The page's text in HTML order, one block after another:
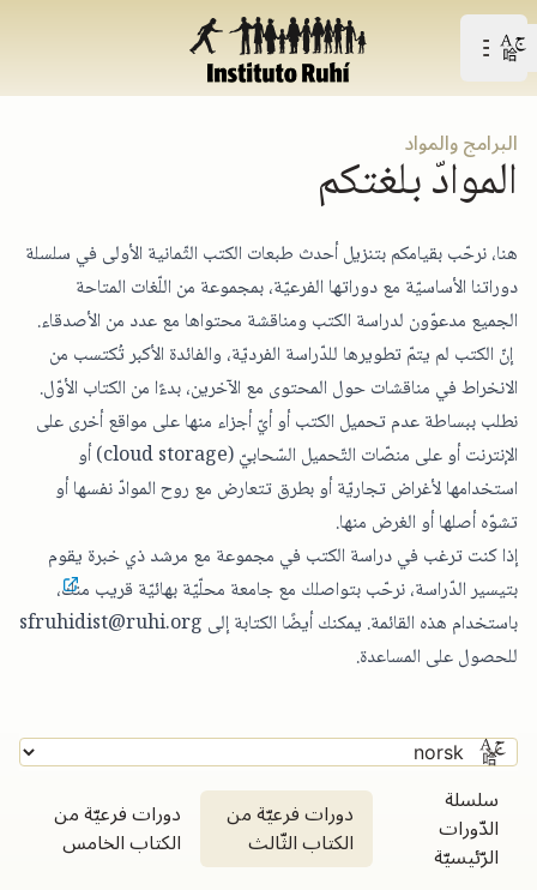
افتح القائمة الرّئيسيّة
Open user menu
البرامج والمواد
الموادّ بلغتكم
هنا، نرحّب بقيامكم بتنزيل أحدث طبعات الكتب الثّمانية الأولى في سلسلة
دوراتنا الأساسيّة مع دوراتها الفرعيّة، بمجموعة من اللّغات المتاحة
الجميع مدعوّون لدراسة الكتب ومناقشة محتواها مع عدد من الأصدقاء.
إنّ الكتب لم يتمّ تطويرها للدّراسة الفرديّة، والفائدة الأكبر تُكتسب من
الانخراط في مناقشات حول المحتوى مع الآخرين، بدءًا من الكتاب الأوّل.
نطلب ببساطة عدم تحميل الكتب أو أيّ أجزاء منها على مواقع أخرى على
الإنترنت أو على منصّات التّحميل السّحابيّ (cloud storage) أو
استخدامها لأغراض تجاريّة أو بطرق تتعارض مع روح الموادّ نفسها أو
تشوّه أصلها أو الغرض منها.
إذا كنت ترغب في دراسة الكتب في مجموعة مع مرشد ذي خبرة يقوم
بتيسير الدّراسة،نرحّب بتواصلك مع جامعة محلّيّة بهائيّة قريب منك،
باستخدام هذه القائمة. يمكنك أيضًا الكتابة إلى sfruhidist@ruhi.org
للحصول على المساعدة.
سلسلة
الدّورات
الرّئيسيّة
دورات فرعيّة من
الكتاب الثّالث
دورات فرعيّة من
الكتاب الخامس